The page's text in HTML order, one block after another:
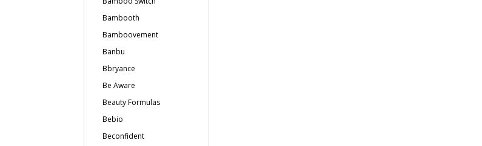
Bambooth
Bamboovement
Banbu
Bbryance
Be Aware
Beauty Formulas
Bebio
Beconfident